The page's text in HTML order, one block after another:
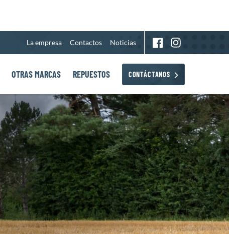
La empresa Contactos Noticias
OTRAS MARCAS REPUESTOS CONTÁCTANOS